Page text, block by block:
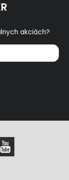
akciách?